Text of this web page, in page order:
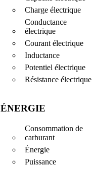
Charge électrique
Conductance
électrique
Courant électrique
Inductance
Potentiel électrique
Résistance électrique
ÉNERGIE
Consommation de
carburant
Énergie
Puissance